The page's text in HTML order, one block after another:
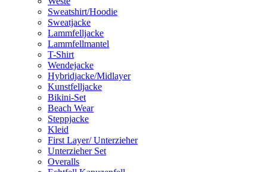
Sweatshirt/Hoodie
Sweatjacke
Lammfelljacke
Lammfellmantel
T-Shirt
Wendejacke
Hybridjacke/Midlayer
Kunstfelljacke
Bikini-Set
Beach Wear
Steppjacke
Kleid
First Layer/ Unterzieher
Unterzieher Set
Overalls